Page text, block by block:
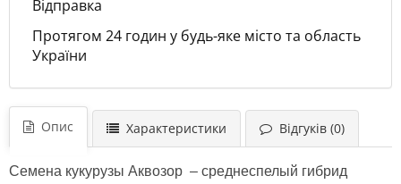
Відправка
Протягом 24 годин у будь-яке місто та область
України
Опис Характеристики Відгуків (0)
Семена кукурузы Аквозор – среднеспелый гибрид